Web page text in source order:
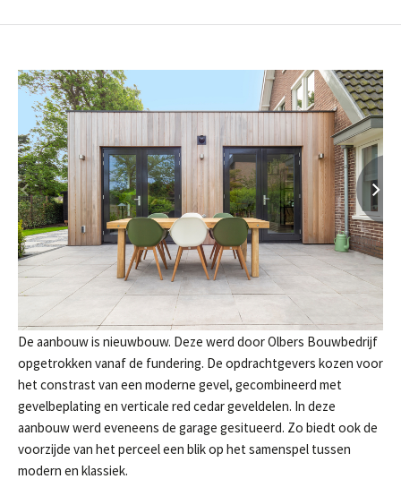
De aanbouw is nieuwbouw. Deze werd door Olbers Bouwbedrijf
opgetrokken vanaf de fundering. De opdrachtgevers kozen voor
het constrast van een moderne gevel, gecombineerd met
gevelbeplating en verticale red cedar geveldelen. In deze
aanbouw werd eveneens de garage gesitueerd. Zo biedt ook de
voorzijde van het perceel een blik op het samenspel tussen
modern en klassiek.